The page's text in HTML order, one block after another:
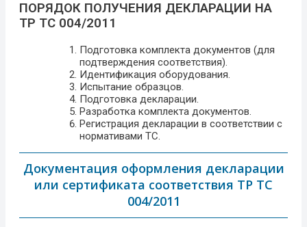
ПОРЯДОК ПОЛУЧЕНИЯ ДЕКЛАРАЦИИ НА
ТР ТС 004/2011
Подготовка комплекта документов (для
подтверждения соответствия).
Идентификация оборудования.
Испытание образцов.
Подготовка декларации.
Разработка комплекта документов.
Регистрация декларации в соответствии с
нормативами ТС.
Документация оформления декларации
или сертификата соответствия ТР ТС
004/2011